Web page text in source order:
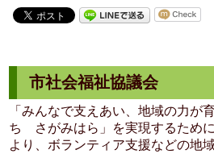
市社会福祉協議会
「みんなで支えあい、地域の力
ち さがみはら」を実現するため
より、ボランティア支援などの地